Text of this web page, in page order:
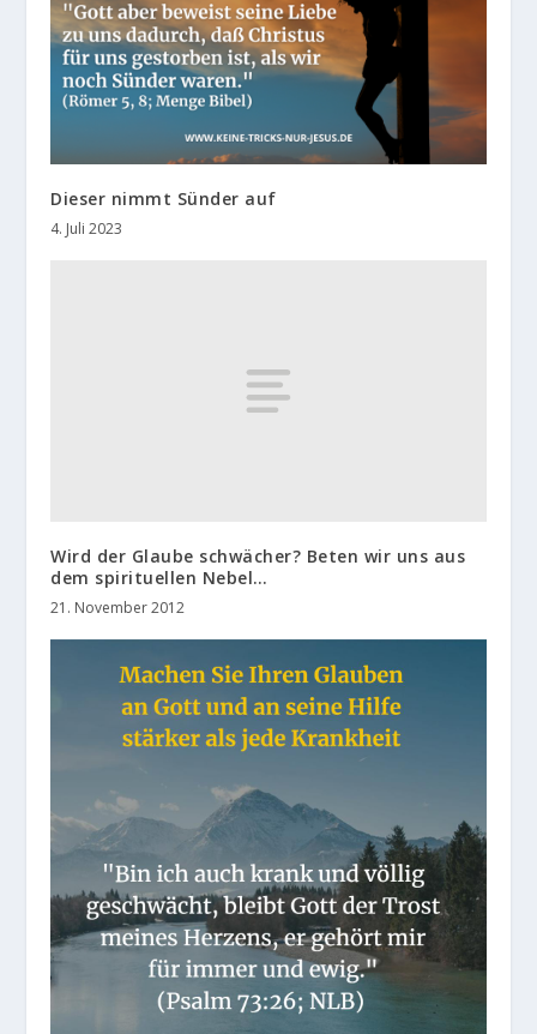
Dieser nimmt Sünder auf
4. Juli 2023
Wird der Glaube schwächer? Beten wir uns aus
dem spirituellen Nebel…
21. November 2012